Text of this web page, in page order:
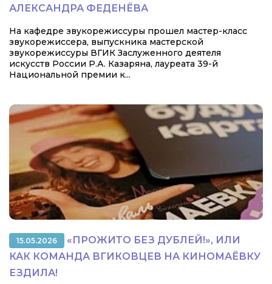
АЛЕКСАНДРА ФЕДЕНЁВА
На кафедре звукорежиссуры прошел мастер-класс
звукорежиссера, выпускника мастерской
звукорежиссуры ВГИК Заслуженного деятеля
искусств России Р.А. Казаряна, лауреата 39-й
Национальной премии к...
15.05.2026
«ПРОЖИТО БЕЗ ДУБЛЕЙ!», ИЛИ
КАК КОМАНДА ВГИКОВЦЕВ НА КИНОМАЁВКУ
ЕЗДИЛА!